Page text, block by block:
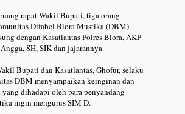
rapat Wakil Bupati, tiga orang
Difabel Blora Mustika (DBM)
dengan Kasatlantas Polres Blora, AKP
SH, SIK dan jajarannya.
Bupati dan Kasatlantas, Ghofur, selaku
DBM menyampaikan keinginan dan
yang dihadapi oleh para penyandang
ingin mengurus SIM D.